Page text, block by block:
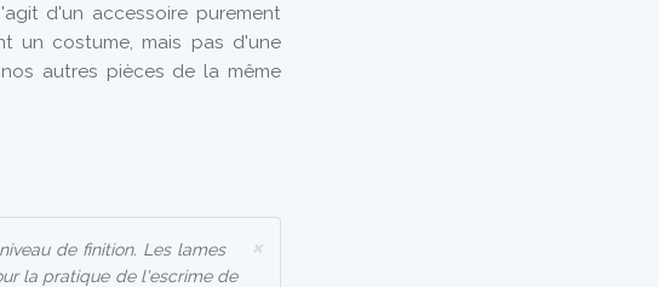
d'un accessoire purement
un costume, mais pas d'une
autres pièces de la même
×
de finition. Les lames
la pratique de l'escrime de